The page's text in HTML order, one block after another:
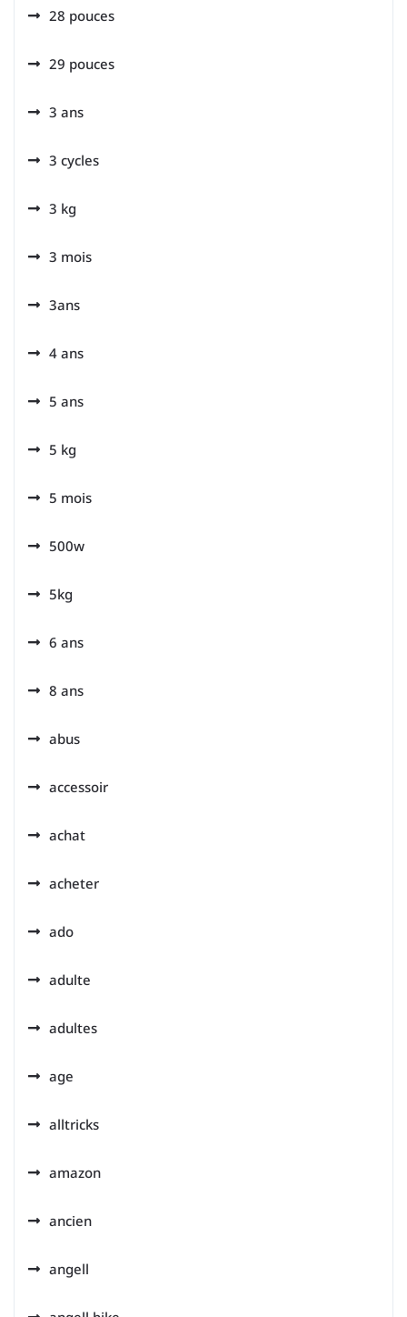
28 pouces
29 pouces
3 ans
3 cycles
3 kg
3 mois
3ans
4 ans
5 ans
5 kg
5 mois
500w
5kg
6 ans
8 ans
abus
accessoir
achat
acheter
ado
adulte
adultes
age
alltricks
amazon
ancien
angell